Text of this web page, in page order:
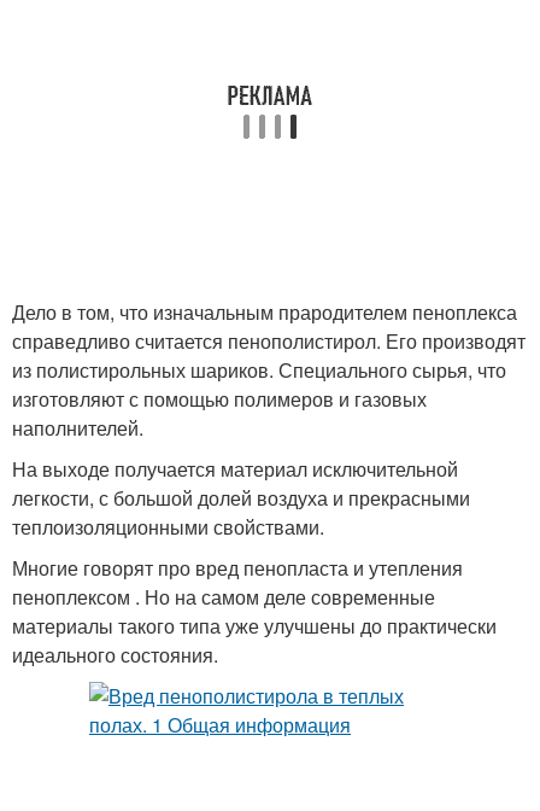
Дело в том, что изначальным прародителем пеноплекса
справедливо считается пенополистирол. Его производят
из полистирольных шариков. Специального сырья, что
изготовляют с помощью полимеров и газовых
наполнителей.
На выходе получается материал исключительной
легкости, с большой долей воздуха и прекрасными
теплоизоляционными свойствами.
Многие говорят про вред пенопласта и утепления
пеноплексом . Но на самом деле современные
материалы такого типа уже улучшены до практически
идеального состояния.